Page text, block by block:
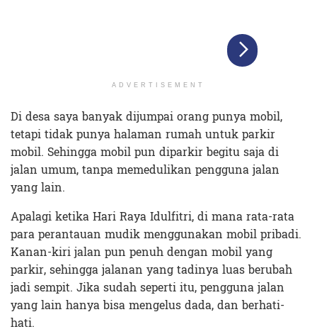
ADVERTISEMENT
Di desa saya banyak dijumpai orang punya mobil,
tetapi tidak punya halaman rumah untuk parkir
mobil. Sehingga mobil pun diparkir begitu saja di
jalan umum, tanpa memedulikan pengguna jalan
yang lain.
Apalagi ketika Hari Raya Idulfitri, di mana rata-rata
para perantauan mudik menggunakan mobil pribadi.
Kanan-kiri jalan pun penuh dengan mobil yang
parkir, sehingga jalanan yang tadinya luas berubah
jadi sempit. Jika sudah seperti itu, pengguna jalan
yang lain hanya bisa mengelus dada, dan berhati-
hati.